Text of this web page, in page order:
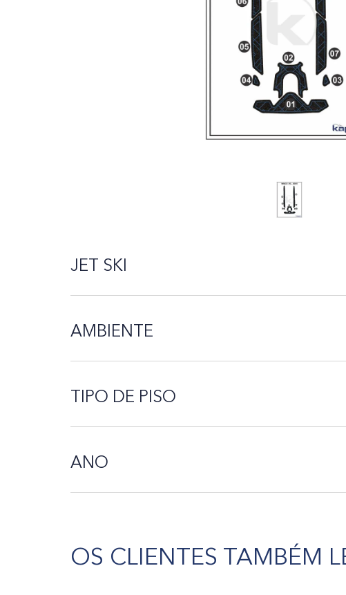
JET SKI
AMBIENTE
TIPO DE PISO
ANO
OS CLIENTES TAMBÉM